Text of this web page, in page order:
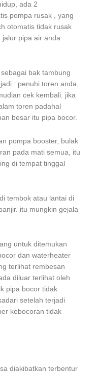
ada 2
pompa rusak , yang
otomatis tidak rusak
jalur pipa air anda
bak tambung
: penuhi toren anda,
cek kembali. jika
toren padahal
besar itu pipa bocor.
pompa booster, bulak
pada mati semua, itu
di tempat tinggal
tembok atau lantai di
itu mungkin gejala
untuk ditemukan
dan waterheater
terlihat rembesan
diluar terlihat oleh
pipa bocor tidak
setelah terjadi
kebocoran tidak
diakibatkan terbentur